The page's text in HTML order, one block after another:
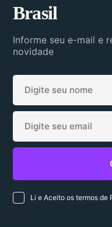
Brasil
Informe seu e-mail e
novidade
Li e Aceito os termos de